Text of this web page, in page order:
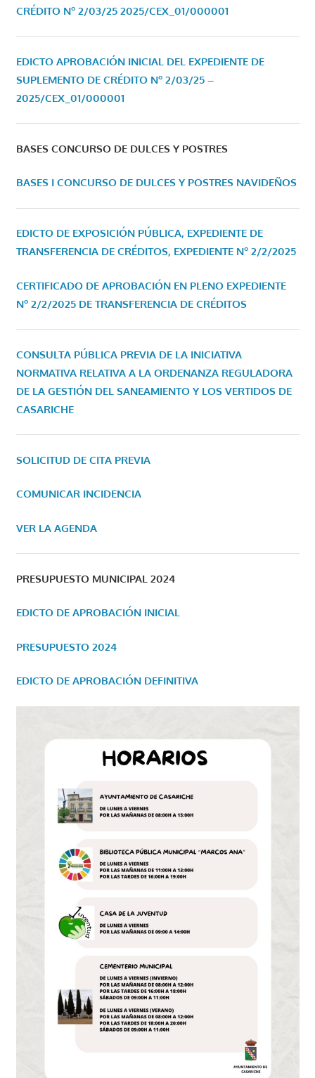
CRÉDITO Nº 2/03/25 2025/CEX_01/000001
EDICTO APROBACIÓN INICIAL DEL EXPEDIENTE DE
SUPLEMENTO DE CRÉDITO Nº 2/03/25 –
2025/CEX_01/000001
BASES CONCURSO DE DULCES Y POSTRES
BASES I CONCURSO DE DULCES Y POSTRES NAVIDEÑOS
EDICTO DE EXPOSICIÓN PÚBLICA, EXPEDIENTE DE
TRANSFERENCIA DE CRÉDITOS, EXPEDIENTE Nº 2/2/2025
CERTIFICADO DE APROBACIÓN EN PLENO EXPEDIENTE
Nº 2/2/2025 DE TRANSFERENCIA DE CRÉDITOS
CONSULTA PÚBLICA PREVIA DE LA INICIATIVA
NORMATIVA RELATIVA A LA ORDENANZA REGULADORA
DE LA GESTIÓN DEL SANEAMIENTO Y LOS VERTIDOS DE
CASARICHE
SOLICITUD DE CITA PREVIA
COMUNICAR INCIDENCIA
VER LA AGENDA
PRESUPUESTO MUNICIPAL 2024
EDICTO DE APROBACIÓN INICIAL
PRESUPUESTO 2024
EDICTO DE APROBACIÓN DEFINITIVA